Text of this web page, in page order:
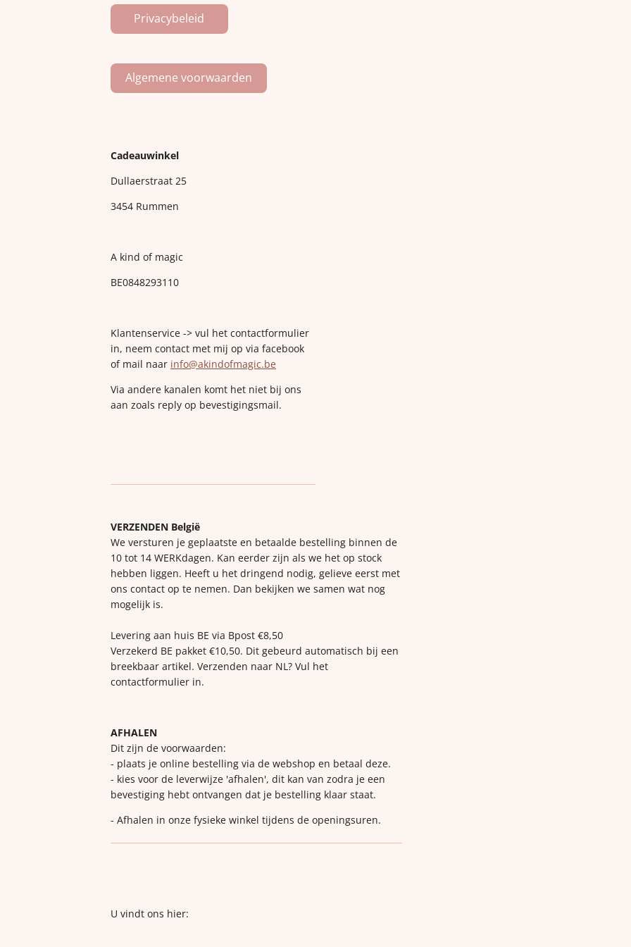
Privacybeleid
Algemene voorwaarden
Cadeauwinkel
Dullaerstraat 25
3454 Rummen
A kind of magic
BE0848293110
Klantenservice -> vul het contactformulier
in, neem contact met mij op via facebook
of mail naar info@akindofmagic.be
Via andere kanalen komt het niet bij ons
aan zoals reply op bevestigingsmail.
VERZENDEN België
We versturen je geplaatste en betaalde bestelling binnen de
10 tot 14 WERKdagen. Kan eerder zijn als we het op stock
hebben liggen. Heeft u het dringend nodig, gelieve eerst met
ons contact op te nemen. Dan bekijken we samen wat nog
mogelijk is.
Levering aan huis BE via Bpost €8,50
Verzekerd BE pakket €10,50. Dit gebeurd automatisch bij een
breekbaar artikel. Verzenden naar NL? Vul het
contactformulier in.
AFHALEN
Dit zijn de voorwaarden:
- plaats je online bestelling via de webshop en betaal deze.
- kies voor de leverwijze 'afhalen', dit kan van zodra je een
bevestiging hebt ontvangen dat je bestelling klaar staat.
- Afhalen in onze fysieke winkel tijdens de openingsuren.
U vindt ons hier: